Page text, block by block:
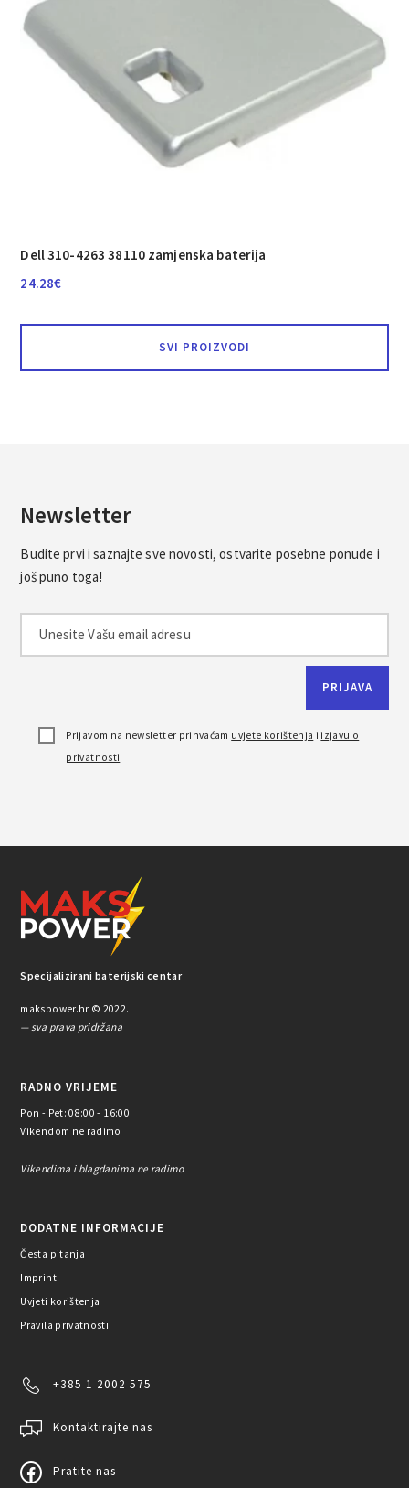
Dell 310-4263 38110 zamjenska baterija
24.28€
SVI PROIZVODI
Newsletter
Budite prvi i saznajte sve novosti, ostvarite posebne ponude i
još puno toga!
Prijavom na newsletter prihvaćam uvjete korištenja i izjavu o
privatnosti.
Specijalizirani baterijski centar
makspower.hr © 2022.
— sva prava pridržana
RADNO VRIJEME
Pon - Pet: 08:00 - 16:00
Vikendom ne radimo
Vikendima i blagdanima ne radimo
DODATNE INFORMACIJE
Česta pitanja
Imprint
Uvjeti korištenja
Pravila privatnosti
+385 1 2002 575
Kontaktirajte nas
Pratite nas